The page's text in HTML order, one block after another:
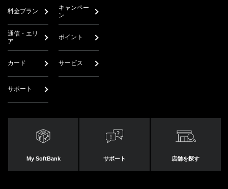
料金プラン
キャンペー
ン
通信・エリ
ア
ポイント
カード サービス
サポート
My SoftBank サポート 店舗を探す